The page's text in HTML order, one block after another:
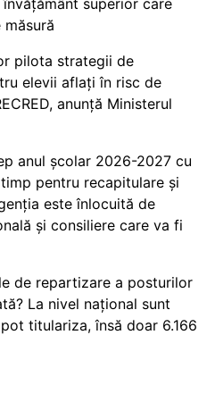
superior care
pilota strategii de
elevii aflați în risc de
anunță Ministerul
anul școlar 2026-2027 cu
pentru recapitulare și
este înlocuită de
și consiliere care va fi
de repartizare a posturilor
La nivel național sunt
titulariza, însă doar 6.166